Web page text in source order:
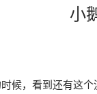
小
，看到还有这个